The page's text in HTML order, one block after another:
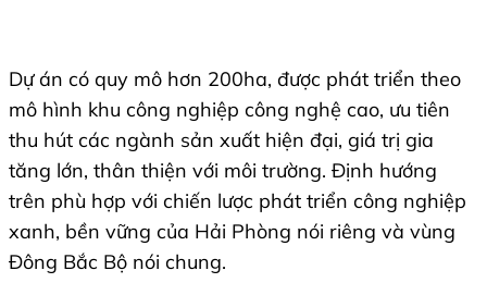
Dự án có quy mô hơn 200ha, được phát triển theo
mô hình khu công nghiệp công nghệ cao, ưu tiên
thu hút các ngành sản xuất hiện đại, giá trị gia
tăng lớn, thân thiện với môi trường. Định hướng
trên phù hợp với chiến lược phát triển công nghiệp
xanh, bền vững của Hải Phòng nói riêng và vùng
Đông Bắc Bộ nói chung.